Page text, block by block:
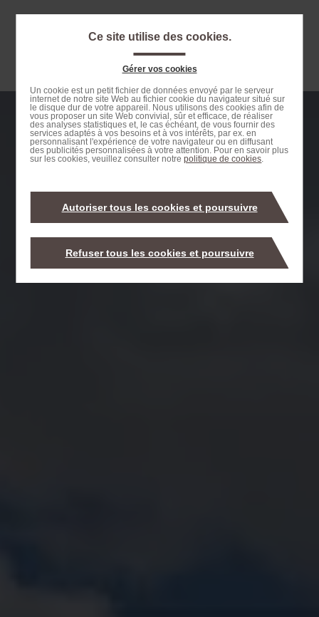
recherche
Navigation
principale
Ce site utilise des cookies.
Gérer vos cookies
Un cookie est un petit fichier de données envoyé par le serveur
internet de notre site Web au fichier cookie du navigateur situé sur
le disque dur de votre appareil. Nous utilisons des cookies afin de
vous proposer un site Web convivial, sûr et efficace, de réaliser
des analyses statistiques et, le cas échéant, de vous fournir des
services adaptés à vos besoins et à vos intérêts, par ex. en
personnalisant l'expérience de votre navigateur ou en diffusant
des publicités personnalisées à votre attention. Pour en savoir plus
sur les cookies, veuillez consulter notrepolitique de cookies.
Autoriser tous les cookies et poursuivre
Refuser tous les cookies et poursuivre